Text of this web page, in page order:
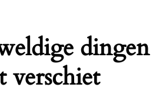
dingen
verschiet